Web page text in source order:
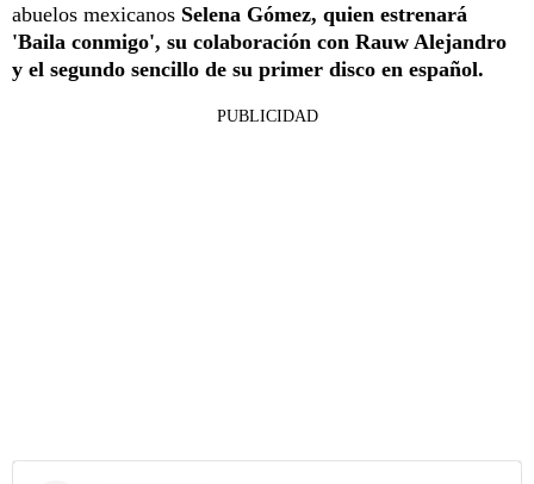
abuelos mexicanos Selena Gómez, quien estrenará
'Baila conmigo', su colaboración con Rauw Alejandro
y el segundo sencillo de su primer disco en español.
PUBLICIDAD